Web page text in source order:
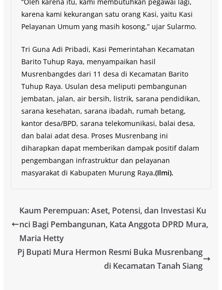
“Oleh karena itu, kami membutuhkan pegawai lagi,
karena kami kekurangan satu orang Kasi, yaitu Kasi
Pelayanan Umum yang masih kosong,” ujar Sularmo.
Tri Guna Adi Pribadi, Kasi Pemerintahan Kecamatan
Barito Tuhup Raya, menyampaikan hasil
Musrenbangdes dari 11 desa di Kecamatan Barito
Tuhup Raya. Usulan desa meliputi pembangunan
jembatan, jalan, air bersih, listrik, sarana pendidikan,
sarana kesehatan, sarana ibadah, rumah betang,
kantor desa/BPD, sarana telekomunikasi, balai desa,
dan balai adat desa. Proses Musrenbang ini
diharapkan dapat memberikan dampak positif dalam
pengembangan infrastruktur dan pelayanan
masyarakat di Kabupaten Murung Raya.(Ilmi).
Kaum Perempuan: Aset, Potensi, dan Investasi Ku
nci Bagi Pembangunan, Kata Anggota DPRD Mura,
Maria Hetty
Pj Bupati Mura Hermon Resmi Buka Musrenbang
di Kecamatan Tanah Siang